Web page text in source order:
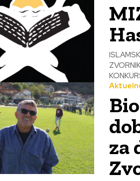
ISLAMSKA
ZVORNIK Organizacioni odbor manifestacije ''Dani Hasana Kaimije Zvornik 2025.''
za